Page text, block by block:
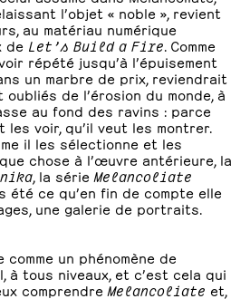
l’objet « noble », revient
au matériau numérique
de Let’s Build a Fire . Comme
répété jusqu’à l’épuisement
un marbre de prix, reviendrait
de l’érosion du monde, à
au fond des ravins : parce
les voir, qu’il veut les montrer.
il les sélectionne et les
chose à l’œuvre antérieure, la
, la série Melancoliate
été ce qu’en fin de compte elle
une galerie de portraits.
comme un phénomène de
à tous niveaux, et c’est cela qui
comprendre Melancoliate et,